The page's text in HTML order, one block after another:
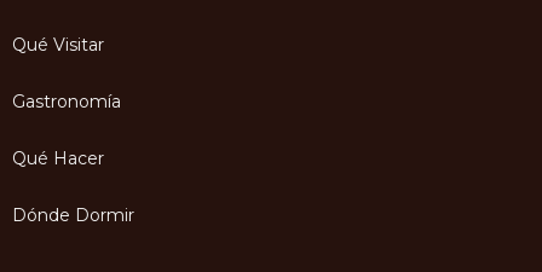
Qué Visitar
Gastronomía
Qué Hacer
Dónde Dormir